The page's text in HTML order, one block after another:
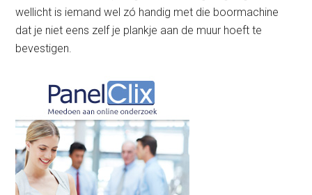
wellicht is iemand wel zó handig met die boormachine
dat je niet eens zelf je plankje aan de muur hoeft te
bevestigen.